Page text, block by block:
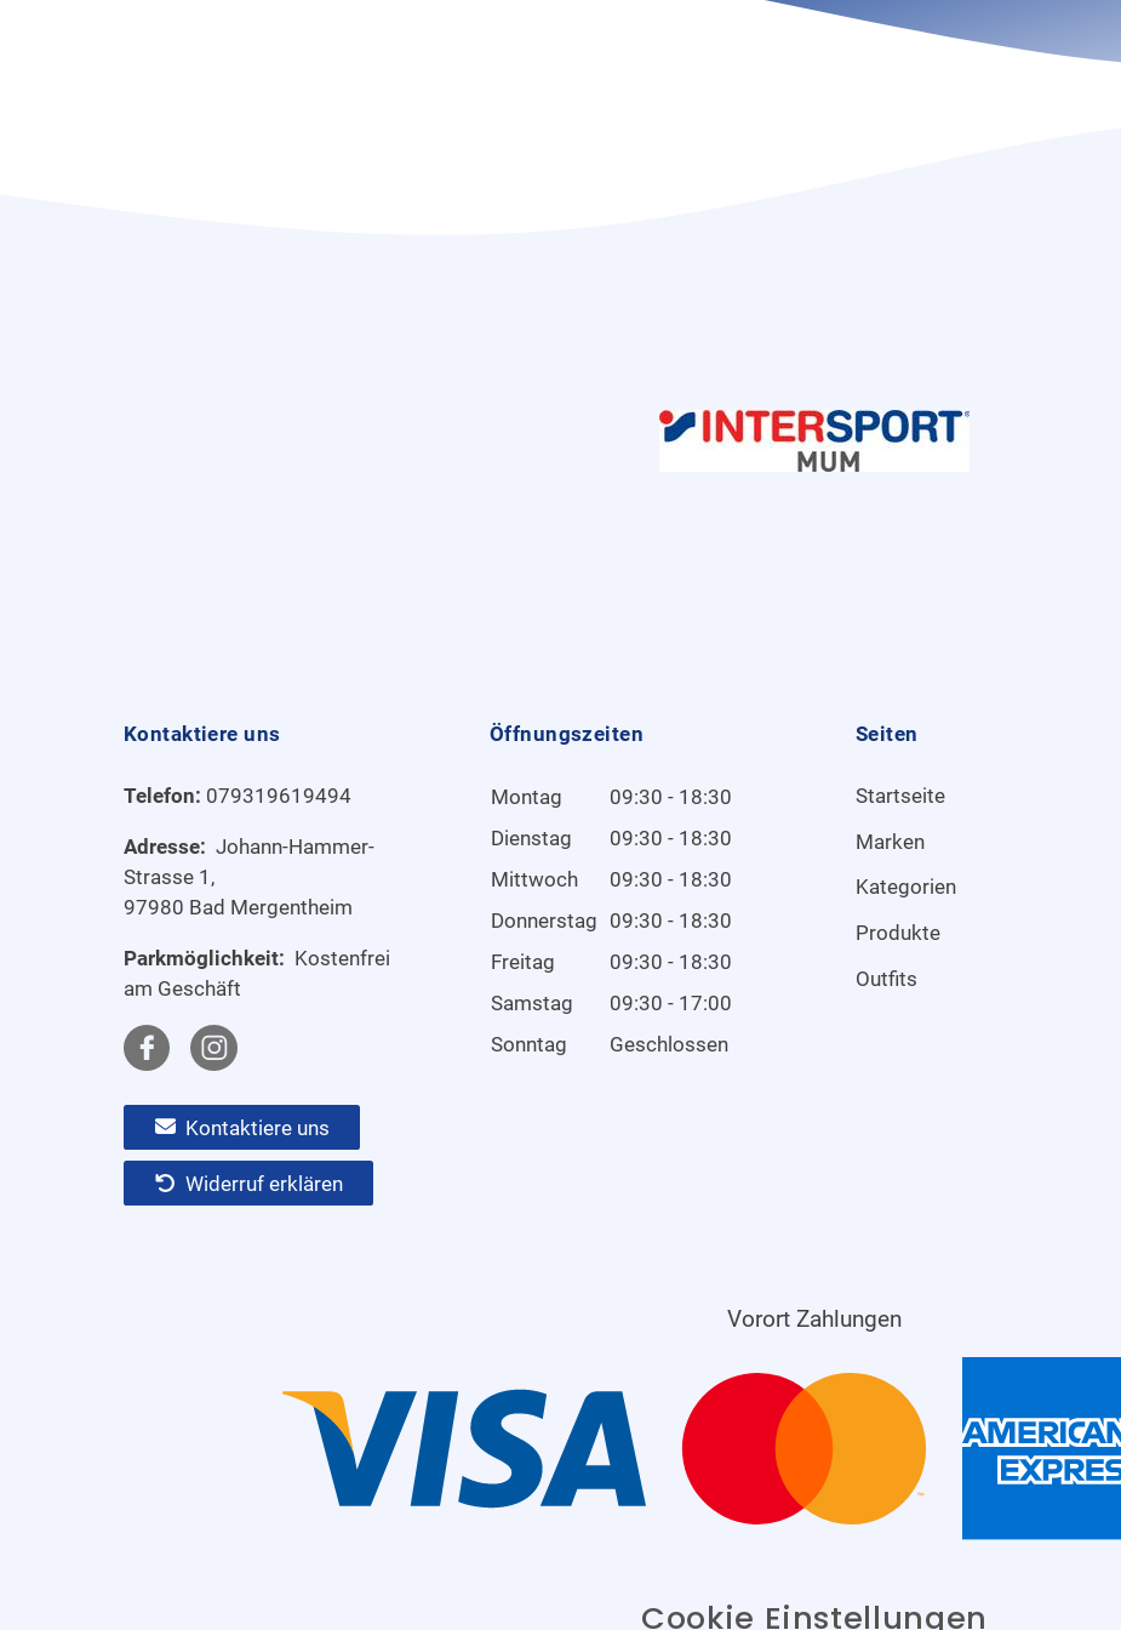
Kontaktiere uns
Telefon: 079319619494
Adresse: Johann-Hammer-
Strasse 1,
97980 Bad Mergentheim
Parkmöglichkeit: Kostenfrei
am Geschäft
Kontaktiere uns
Widerruf erklären
Öffnungszeiten
Montag
09:30 - 18:30
Dienstag
09:30 - 18:30
Mittwoch
09:30 - 18:30
Donnerstag 09:30 - 18:30
Freitag
09:30 - 18:30
Samstag
09:30 - 17:00
Sonntag
Geschlossen
Seiten
Startseite
Marken
Kategorien
Produkte
Outfits
Vorort Zahlungen
Cookie Einstellungen